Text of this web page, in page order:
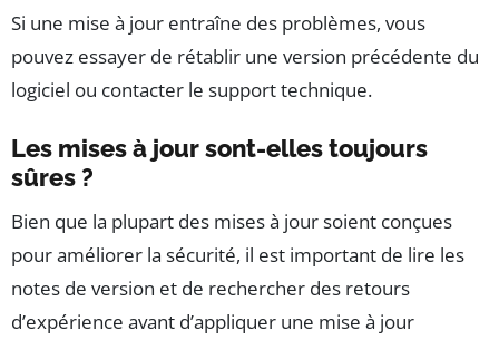
Si une mise à jour entraîne des problèmes, vous
pouvez essayer de rétablir une version précédente du
logiciel ou contacter le support technique.
Les mises à jour sont-elles toujours
sûres ?
Bien que la plupart des mises à jour soient conçues
pour améliorer la sécurité, il est important de lire les
notes de version et de rechercher des retours
d’expérience avant d’appliquer une mise à jour